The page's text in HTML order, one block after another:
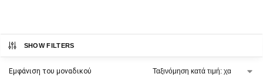
SHOW FILTERS
Εμφάνιση του μοναδικού